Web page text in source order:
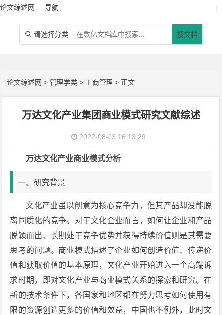
论文综述网 导航 |
 请选择分类 搜文档
论文综述网 >管理学类 > 工商管理 > 正文
万达文化产业集团商业模式研究文献综述
2022-08-03 16:13:29
万达文化产业商业模式分析
一、研究背景
文化产业虽以创意为核心竞争力，但其产品却没能脱
离同质化的竞争。对于文化企业而言，如何让企业和产品
脱颖而出、长期处于竞争优势并获得持续价值则是其需要
思考的问题。商业模式描述了企业如何创造价值、传递价
值和获取价值的基本原理，文化产业开始进入一个高端诉
求时期，即对文化产业与商业模式关系的探索和研究。在
新的技术条件下，各国家和地区都在努力思考如何使用有
限的资源创造更多的价值和效益，中国也不例外，此时文